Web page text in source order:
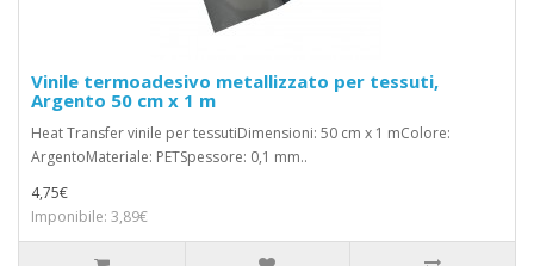
Vinile termoadesivo metallizzato per tessuti,
Argento 50 cm x 1 m
Heat Transfer vinile per tessutiDimensioni: 50 cm x 1 mColore:
ArgentoMateriale: PETSpessore: 0,1 mm..
4,75€
Imponibile: 3,89€